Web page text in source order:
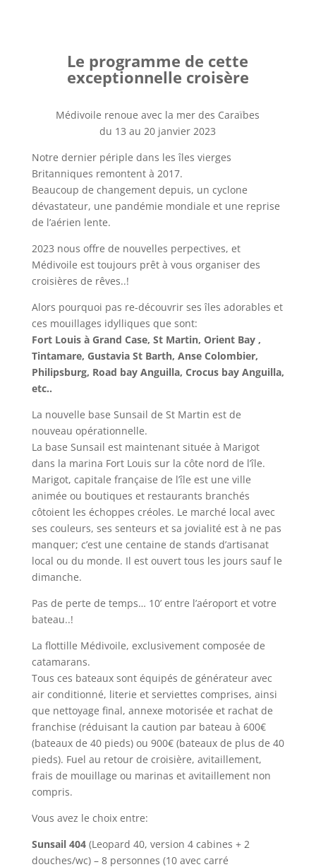
Le programme de cette
exceptionnelle croisère
Médivoile renoue avec la mer des Caraïbes
du 13 au 20 janvier 2023
Notre dernier périple dans les îles vierges
Britanniques remontent à 2017.
Beaucoup de changement depuis, un cyclone
dévastateur, une pandémie mondiale et une reprise
de l’aérien lente.
2023 nous offre de nouvelles perpectives, et
Médivoile est toujours prêt à vous organiser des
croisières de rêves..!
Alors pourquoi pas re-découvrir ses îles adorables et
ces mouillages idylliques que sont:
Fort Louis à Grand Case, St Martin, Orient Bay ,
Tintamare, Gustavia St Barth, Anse Colombier,
Philipsburg, Road bay Anguilla, Crocus bay Anguilla,
etc..
La nouvelle base Sunsail de St Martin est de
nouveau opérationnelle.
La base Sunsail est maintenant située à Marigot
dans la marina Fort Louis sur la côte nord de l’île.
Marigot, capitale française de l’île est une ville
animée ou boutiques et restaurants branchés
côtoient les échoppes créoles. Le marché local avec
ses couleurs, ses senteurs et sa jovialité est à ne pas
manquer; c’est une centaine de stands d’artisanat
local ou du monde. Il est ouvert tous les jours sauf le
dimanche.
Pas de perte de temps… 10’ entre l’aéroport et votre
bateau..!
La flottille Médivoile, exclusivement composée de
catamarans.
Tous ces bateaux sont équipés de générateur avec
air conditionné, literie et serviettes comprises, ainsi
que nettoyage final, annexe motorisée et rachat de
franchise (réduisant la caution par bateau à 600€
(bateaux de 40 pieds) ou 900€ (bateaux de plus de 40
pieds). Fuel au retour de croisière, avitaillement,
frais de mouillage ou marinas et avitaillement non
compris.
Vous avez le choix entre:
Sunsail 404 (Leopard 40, version 4 cabines + 2
douches/wc) – 8 personnes (10 avec carré